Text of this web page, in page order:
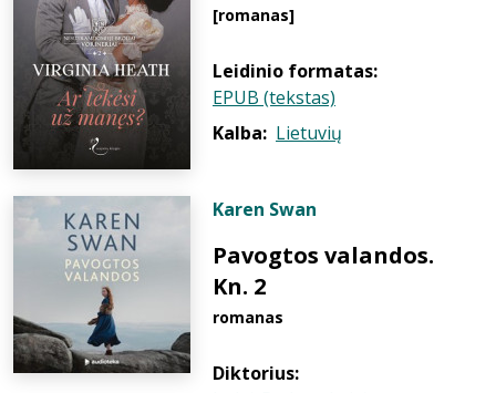
[romanas]
Leidinio formatas:
EPUB (tekstas)
Kalba: Lietuvių
Karen Swan
Pavogtos valandos.
Kn. 2
romanas
Diktorius: